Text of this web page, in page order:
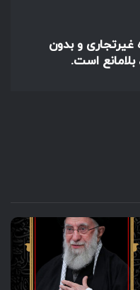
غیرتجاری و بدون
است.